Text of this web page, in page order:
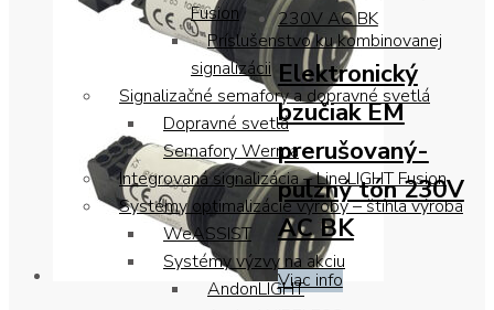
Fusion
Príslušenstvo ku kombinovanej
signalizácii
Signalizačné semafory a dopravné svetlá
Dopravné svetlá
Semafory Werma
Integrovaná signalizácia – LineLIGHT Fusion
Systémy optimalizácie výroby – štíhla výroba
WeASSIST
Systémy výzvy na akciu
AndonLIGHT
Elektronický
bzučiak EM
prerušovaný-
pulzný tón 230V
AC BK
Viac info